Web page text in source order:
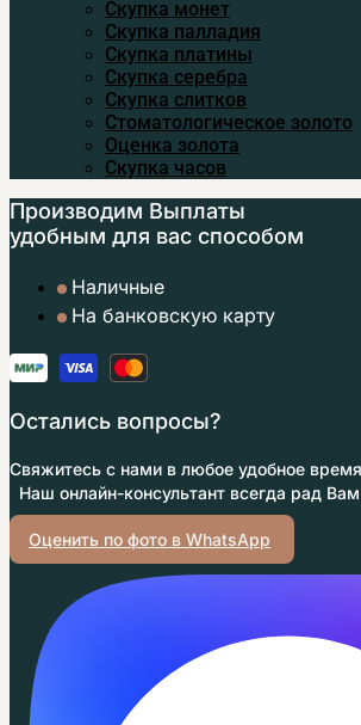
Скупка монет
Скупка палладия
Скупка платины
Скупка серебра
Скупка слитков
Стоматологическое золото
Оценка золота
Скупка часов
Производим Выплаты
удобным для вас способом
Наличные
На банковскую карту
Остались вопросы?
Свяжитесь с нами в любое удобное
Наш онлайн-консультант всегда рад
Оценить по фото в WhatsApp